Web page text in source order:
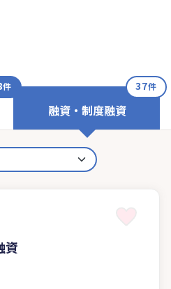
に「学ぶ」「作る」「相
通りご利用いただけま
件
融資・制度融資
37件
資